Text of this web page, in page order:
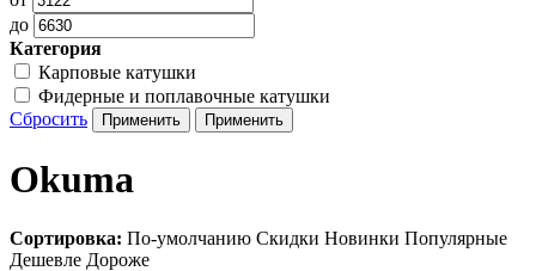
до
Категория
Карповые катушки
Фидерные и поплавочные катушки
Сбросить
Okuma
Сортировка: По-умолчанию Скидки Новинки Популярные
Дешевле Дороже